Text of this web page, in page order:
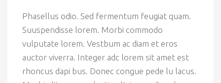
Phasellus odio. Sed fermentum feugiat quam.
Suuspendisse lorem. Morbi commodo
vulputate lorem. Vestbum ac diam et eros
auctor viverra. Integer adc lorem sit amet est
rhoncus dapi bus. Donec congue pede lu lacus.